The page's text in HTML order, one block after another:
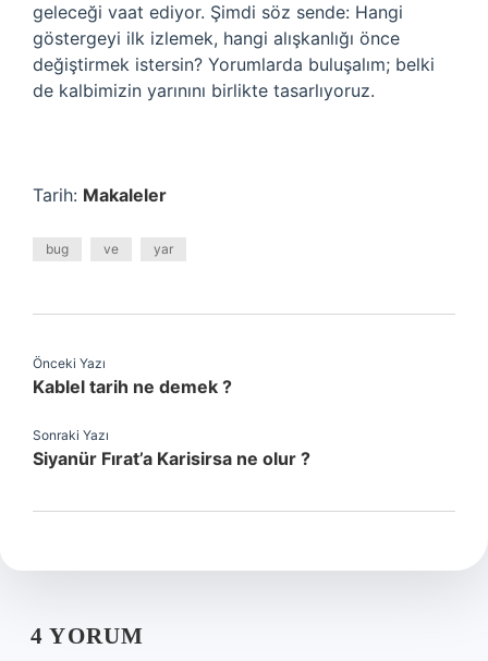
geleceği vaat ediyor. Şimdi söz sende: Hangi
göstergeyi ilk izlemek, hangi alışkanlığı önce
değiştirmek istersin? Yorumlarda buluşalım; belki
de kalbimizin yarınını birlikte tasarlıyoruz.
Tarih: Makaleler
bug ve yar
Önceki Yazı
Kablel tarih ne demek ?
Sonraki Yazı
Siyanür Fırat’a Karisirsa ne olur ?
4 YORUM